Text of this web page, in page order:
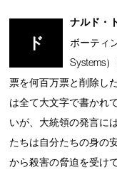
ド
ナルド・
ボーティ
Systems
票を何百万票と削除し
は全て大文字で書かれ
いが、大統領の発言に
たちは自分たちの身の
から殺害の脅迫を受け